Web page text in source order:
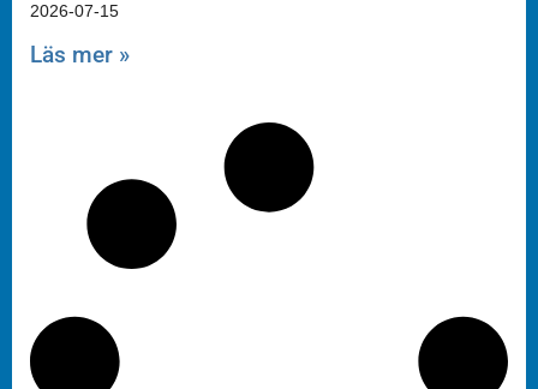
2026-07-15
Läs mer »